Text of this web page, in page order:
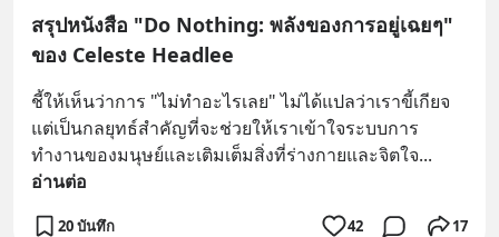
สรุปหนังสือ "Do Nothing: พลังของการอยู่เฉยๆ"
ของ Celeste Headlee
ชี้ให้เห็นว่าการ "ไม่ทำอะไรเลย" ไม่ได้แปลว่าเราขี้เกียจ
แต่เป็นกลยุทธ์สำคัญที่จะช่วยให้เราเข้าใจระบบการ
ทำงานของมนุษย์และเติมเต็มสิ่งที่ร่างกายและจิตใจ
อ่านต่อ
20 บันทึก 42 17